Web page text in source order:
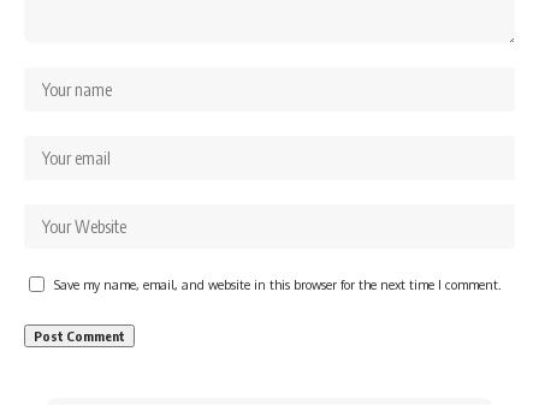
Save my name, email, and website in this browser for the next time I comment.